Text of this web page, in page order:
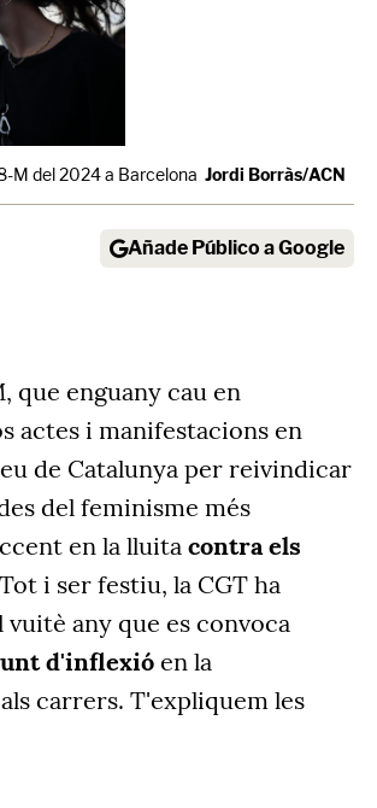
M del 2024 a Barcelona Jordi Borràs/ACN
Añade Público a Google
que enguany cau en
actes i manifestacions en
de Catalunya per reivindicar
del feminisme més
en la lluitacontra els
i ser festiu, la CGT ha
vuitè any que es convoca
d'inflexió en la
carrers. T'expliquem les